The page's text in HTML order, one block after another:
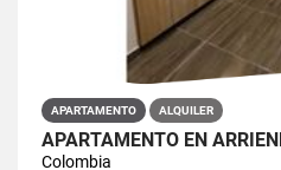
APARTAMENTO ALQUILER
Colombia